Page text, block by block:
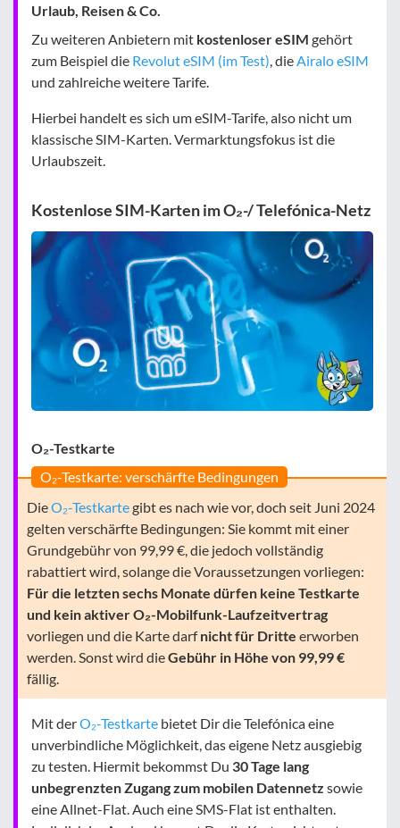
Urlaub, Reisen & Co.
Zu weiteren Anbietern mit kostenloser eSIM gehört
zum Beispiel die Revolut eSIM (im Test), dieAiralo eSIM
und zahlreiche weitere Tarife.
Hierbei handelt es sich um eSIM-Tarife, also nicht um
klassische SIM-Karten. Vermarktungsfokus ist die
Urlaubszeit.
Kostenlose SIM-Karten im O₂-/ Telefónica-Netz
O₂-Testkarte
O₂-Testkarte: verschärfte Bedingungen
DieO₂-Testkartegibt es nach wie vor, doch seit Juni 2024
gelten verschärfte Bedingungen: Sie kommt mit einer
Grundgebühr von 99,99 €, die jedoch vollständig
rabattiert wird, solange die Voraussetzungen vorliegen:
Für die letzten sechs Monate dürfen keine Testkarte
und kein aktiver O₂-Mobilfunk-Laufzeitvertrag
vorliegen und die Karte darfnicht für Dritte erworben
werden. Sonst wird dieGebühr in Höhe von 99,99 €
fällig.
Mit derO₂-Testkarte bietet Dir die Telefónica eine
unverbindliche Möglichkeit, das eigene Netz ausgiebig
zu testen. Hiermit bekommst Du 30 Tage lang
unbegrenzten Zugang zum mobilen Datennetz sowie
eine Allnet-Flat. Auch eine SMS-Flat ist enthalten.